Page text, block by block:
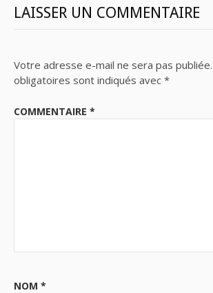
LAISSER UN COMMENTAIRE
Votre adresse e-mail ne sera pas publiée.
obligatoires sont indiqués avec *
COMMENTAIRE *
NOM *